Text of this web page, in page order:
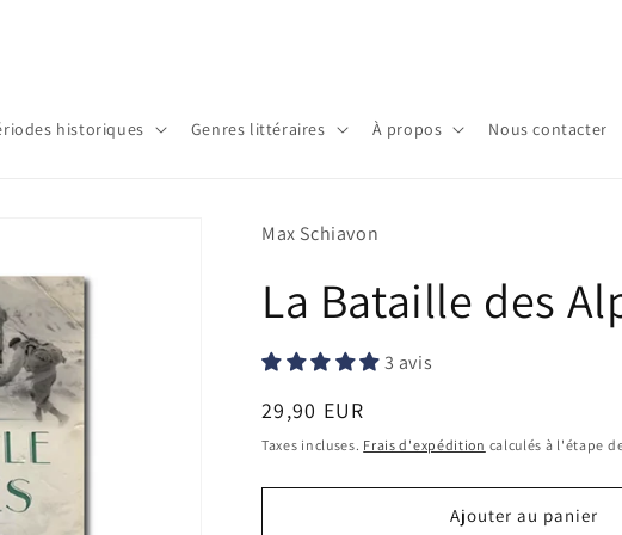
historiques Genres littéraires À propos Nous contacter
Max Schiavon
La Bataille des
3 avis
Prix
habituel
29,90 EUR
Taxes incluses. Frais d'expédition calculés à l'étape
Ajouter au panier